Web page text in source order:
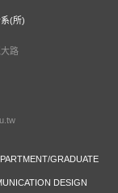
(所)
路
GRADUATE
DESIGN